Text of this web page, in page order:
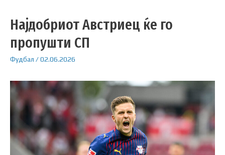
Најдобриот Австриец ќе го
пропушти СП
Фудбал /02.06.2026